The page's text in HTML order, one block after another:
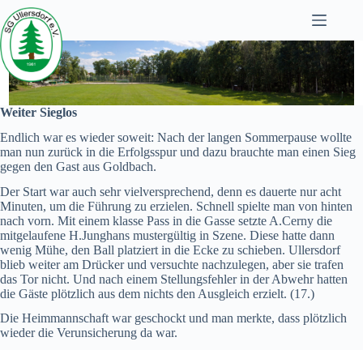
Zum
Inhalt
springen
Weiter Sieglos
Endlich war es wieder soweit: Nach der langen Sommerpause wollte
man nun zurück in die Erfolgsspur und dazu brauchte man einen Sieg
gegen den Gast aus Goldbach.
Der Start war auch sehr vielversprechend, denn es dauerte nur acht
Minuten, um die Führung zu erzielen. Schnell spielte man von hinten
nach vorn. Mit einem klasse Pass in die Gasse setzte A.Cerny die
mitgelaufene H.Junghans mustergültig in Szene. Diese hatte dann
wenig Mühe, den Ball platziert in die Ecke zu schieben. Ullersdorf
blieb weiter am Drücker und versuchte nachzulegen, aber sie trafen
das Tor nicht. Und nach einem Stellungsfehler in der Abwehr hatten
die Gäste plötzlich aus dem nichts den Ausgleich erzielt. (17.)
Die Heimmannschaft war geschockt und man merkte, dass plötzlich
wieder die Verunsicherung da war.